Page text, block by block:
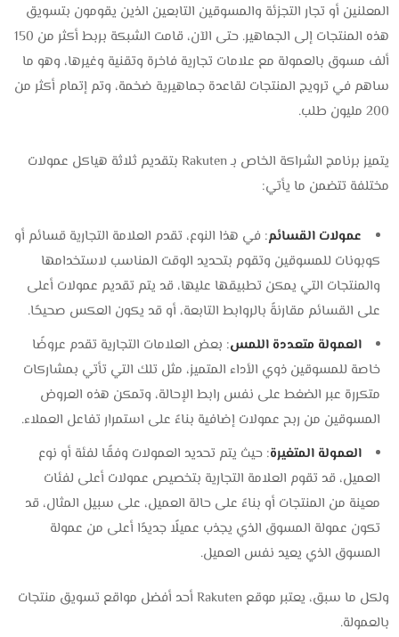
المعلنين أو تجار التجزئة والمسوقين التابعين الذين يقومون بتسويق
هذه المنتجات إلى الجماهير. حتى الآن، قامت الشبكة بربط أكثر من 150
ألف مسوق بالعمولة مع علامات تجارية فاخرة وتقنية وغيرها، وهو ما
ساهم في ترويج المنتجات لقاعدة جماهيرية ضخمة، وتم إتمام أكثر من
200 مليون طلب.
يتميز برنامج الشراكة الخاص بـ Rakuten بتقديم ثلاثة هياكل عمولات
مختلفة تتضمن ما يأتي:
عمولات القسائم: في هذا النوع، تقدم العلامة التجارية قسائم أو
كوبونات للمسوقين وتقوم بتحديد الوقت المناسب لاستخدامها
والمنتجات التي يمكن تطبيقها عليها، قد يتم تقديم عمولات أعلى
على القسائم مقارنةً بالروابط التابعة، أو قد يكون العكس صحيحًا.
العمولة متعددة اللمس: بعض العلامات التجارية تقدم عروضًا
خاصة للمسوقين ذوي الأداء المتميز، مثل تلك التي تأتي بمشاركات
متكررة عبر الضغط على نفس رابط الإحالة، وتمكن هذه العروض
المسوقين من ربح عمولات إضافية بناءً على استمرار تفاعل العملاء.
العمولة المتغيرة: حيث يتم تحديد العمولات وفقًا لفئة أو نوع
العميل، قد تقوم العلامة التجارية بتخصيص عمولات أعلى لفئات
معينة من المنتجات أو بناءً على حالة العميل، على سبيل المثال، قد
تكون عمولة المسوق الذي يجذب عميلًا جديدًا أعلى من عمولة
المسوق الذي يعيد نفس العميل.
ولكل ما سبق، يعتبر موقع Rakuten أحد أفضل مواقع تسويق منتجات
بالعمولة.